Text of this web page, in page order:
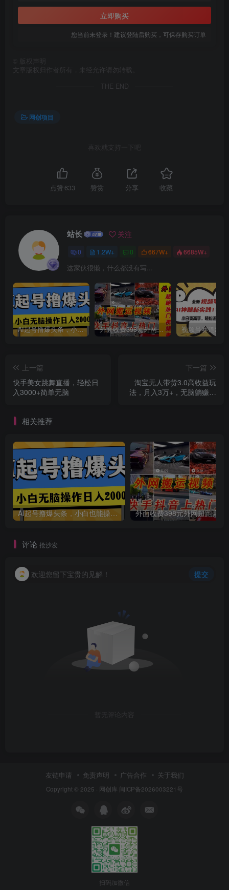
立即购买
您当前未登录！建议登陆后购买，可保存购买订单
版权声明
文章版权归作者所有，未经允许请勿转载。
THE END
网创项目
喜欢就支持一下吧
点赞 633 赞赏 分享 收藏
站长 关注
0 1.2W+ 0 667W+ 6685W+
这家伙很懒，什么都没有写...
AI起号撸爆头条，小白也能操作，日入2000+ 外面收费398元外网超跑豪车汽车视频搬运至快手抖音上热门项目
上一篇
快手美女跳舞直播，轻松日
入3000+简单无脑
下一篇
淘宝无人带货3.0高收益玩
法，月入3万+，无脑躺赚，
相关推荐
AI起号撸爆头条，小白也能操作，日入2000+
评论 抢沙发
欢迎您留下宝贵的见解！ 提交
暂无评论内容
友链申请 免责声明 广告合作 关于我们
Copyright © 2025 · 网创库 闽ICP备2026003221号
扫码加微信